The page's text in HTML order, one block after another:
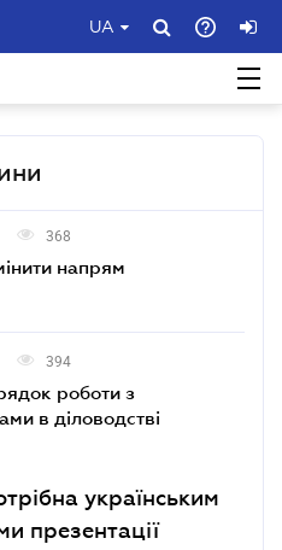
UA
368
напрям
394
роботи з
в діловодстві
українським
презентації